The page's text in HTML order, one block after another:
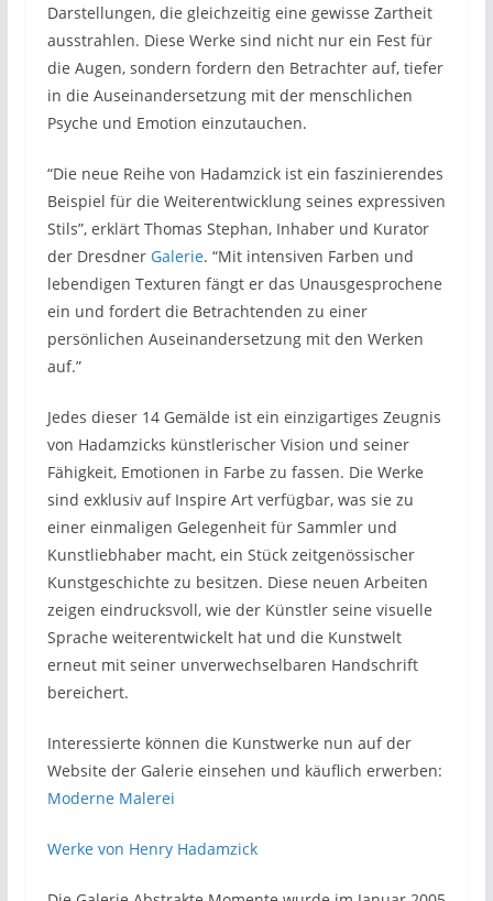
Darstellungen, die gleichzeitig eine gewisse Zartheit
ausstrahlen. Diese Werke sind nicht nur ein Fest für
die Augen, sondern fordern den Betrachter auf, tiefer
in die Auseinandersetzung mit der menschlichen
Psyche und Emotion einzutauchen.
“Die neue Reihe von Hadamzick ist ein faszinierendes
Beispiel für die Weiterentwicklung seines expressiven
Stils”, erklärt Thomas Stephan, Inhaber und Kurator
der Dresdner Galerie. “Mit intensiven Farben und
lebendigen Texturen fängt er das Unausgesprochene
ein und fordert die Betrachtenden zu einer
persönlichen Auseinandersetzung mit den Werken
auf.”
Jedes dieser 14 Gemälde ist ein einzigartiges Zeugnis
von Hadamzicks künstlerischer Vision und seiner
Fähigkeit, Emotionen in Farbe zu fassen. Die Werke
sind exklusiv auf Inspire Art verfügbar, was sie zu
einer einmaligen Gelegenheit für Sammler und
Kunstliebhaber macht, ein Stück zeitgenössischer
Kunstgeschichte zu besitzen. Diese neuen Arbeiten
zeigen eindrucksvoll, wie der Künstler seine visuelle
Sprache weiterentwickelt hat und die Kunstwelt
erneut mit seiner unverwechselbaren Handschrift
bereichert.
Interessierte können die Kunstwerke nun auf der
Website der Galerie einsehen und käuflich erwerben:
Moderne Malerei
Werke von Henry Hadamzick